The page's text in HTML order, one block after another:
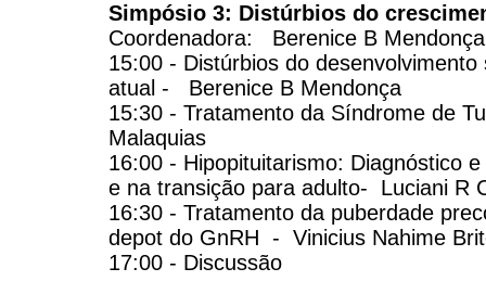
Simpósio 3: Distúrbios do
Coordenadora: Berenice B
15:00 - Distúrbios do desenvolvimento
atual - Berenice B Mendonça
15:30 - Tratamento da Síndrome de
Malaquias
16:00 - Hipopituitarismo: Diagnóstico
e na transição para adulto- Luciani R
16:30 - Tratamento da puberdade
depot do GnRH - Vinicius Nahime
17:00 - Discussão